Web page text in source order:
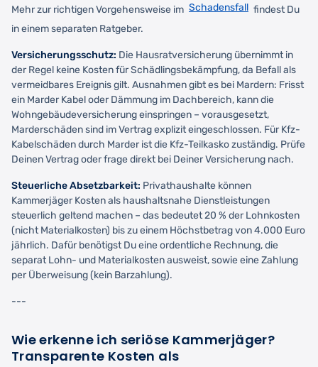
Mehr zur richtigen Vorgehensweise im Schadensfall findest Du
in einem separaten Ratgeber.
Versicherungsschutz: Die Hausratversicherung übernimmt in
der Regel keine Kosten für Schädlingsbekämpfung, da Befall als
vermeidbares Ereignis gilt. Ausnahmen gibt es bei Mardern: Frisst
ein Marder Kabel oder Dämmung im Dachbereich, kann die
Wohngebäudeversicherung einspringen – vorausgesetzt,
Marderschäden sind im Vertrag explizit eingeschlossen. Für Kfz-
Kabelschäden durch Marder ist die Kfz-Teilkasko zuständig. Prüfe
Deinen Vertrag oder frage direkt bei Deiner Versicherung nach.
Steuerliche Absetzbarkeit: Privathaushalte können
Kammerjäger Kosten als haushaltsnahe Dienstleistungen
steuerlich geltend machen – das bedeutet 20 % der Lohnkosten
(nicht Materialkosten) bis zu einem Höchstbetrag von 4.000 Euro
jährlich. Dafür benötigst Du eine ordentliche Rechnung, die
separat Lohn- und Materialkosten ausweist, sowie eine Zahlung
per Überweisung (kein Barzahlung).
---
Wie erkenne ich seriöse Kammerjäger?
Transparente Kosten als